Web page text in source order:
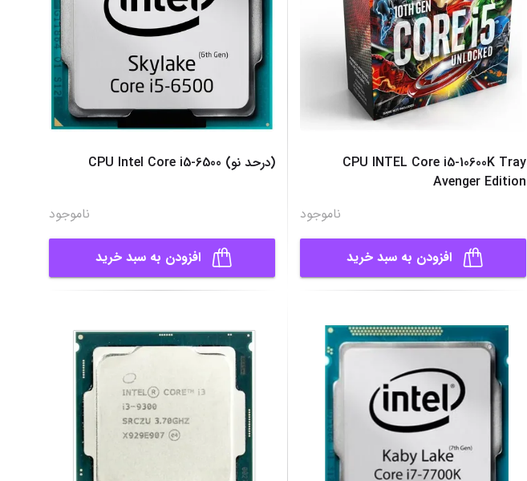
CPU INTEL Core i5-10600K Tray
Avenger Edition
ناموجود
افزودن به سبد خرید
(درحد نو) CPU Intel Core i5-6500
ناموجود
افزودن به سبد خرید